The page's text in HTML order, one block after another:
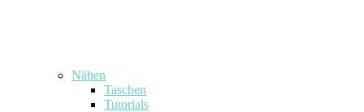
Nähen
Taschen
Tutorials